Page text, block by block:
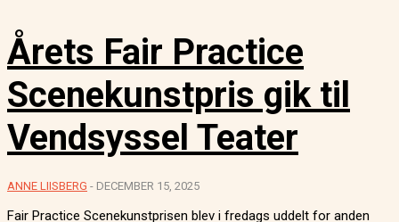
Årets Fair Practice
Scenekunstpris gik til
Vendsyssel Teater
ANNE LIISBERG - DECEMBER 15, 2025
Fair Practice Scenekunstprisen blev i fredags uddelt for anden